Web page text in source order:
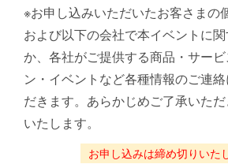
※お申し込みいただいたお客さまの
および以下の会社で本イベントに
か、各社がご提供する商品・サー
ン・イベントなど各種情報のご連
だきます。あらかじめご了承いた
いたします。
お申し込みは締め切りいた